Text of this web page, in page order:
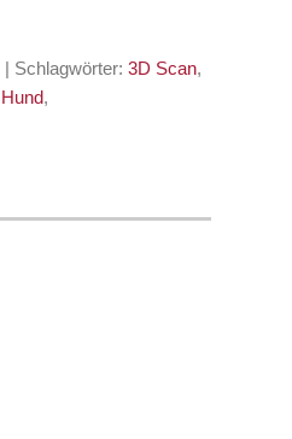
| Schlagwörter:3D Scan,
Hund,